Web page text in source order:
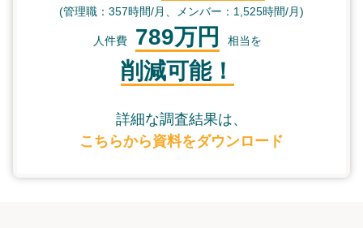
(管理職：357時間/月、メンバー：1,525時間/月)
人件費 789万円 相当を
削減可能！
詳細な調査結果は、
こちらから資料をダウンロード